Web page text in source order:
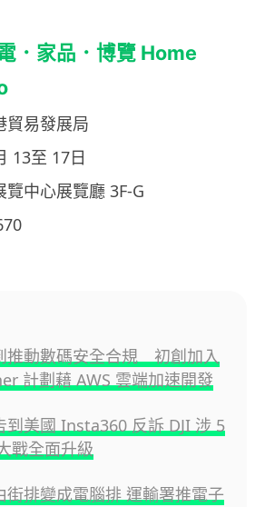
．家品．博覽 Home
易發展局
13至 17日
中心展覽廳 3F-G
推動數碼安全合規 初創加入
計劃藉 AWS 雲端加速開發
到美國 Insta360 反訴 DJI 涉 5
戰全面升級
街排變成電腦排 運輸署推電子